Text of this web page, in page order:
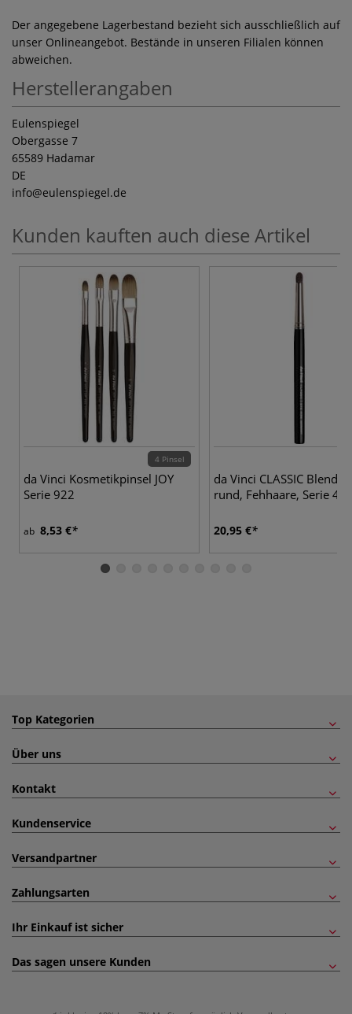
Der angegebene Lagerbestand bezieht sich ausschließlich auf
unser Onlineangebot. Bestände in unseren Filialen können
abweichen.
Herstellerangaben
Eulenspiegel
Obergasse 7
65589 Hadamar
DE
info@eulenspiegel.de
Kunden kauften auch diese Artikel
4 Pinsel
da Vinci Kosmetikpinsel JOY
Serie 922
ab 8,53 €
da Vinci CLASSIC
rund, Fehhaare, Serie
20,95 €
Top Kategorien
Über uns
Kontakt
Kundenservice
Versandpartner
Zahlungsarten
Ihr Einkauf ist sicher
Das sagen unsere Kunden